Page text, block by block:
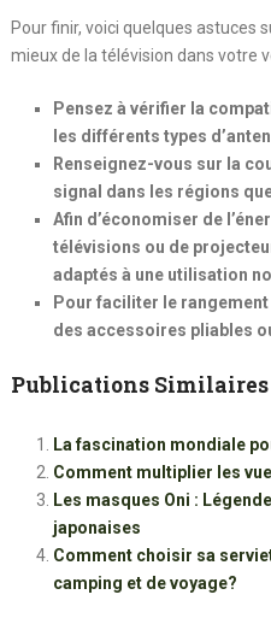
Pour finir, voici quelques astuces
mieux de la télévision dans votre
Pensez à vérifier la
les différents types
Renseignez-vous sur la
signal dans les régions
Afin d’économiser de
télévisions ou de
adaptés à une utilisation
Pour faciliter le
des accessoires pliables
Publications Similaires
La fascination mondiale
Comment multiplier les
Les masques Oni :
japonaises
Comment choisir sa
camping et de voyage?